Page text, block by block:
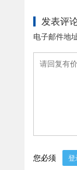
发表评
电子邮件地
您必须 登